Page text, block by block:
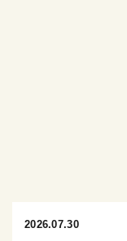
2026.07.30